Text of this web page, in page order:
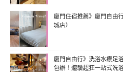
廈門住宿推薦》廈門自由
城店）
廈門自由行》洗浴水療足
包辦！體驗超狂一站式洗